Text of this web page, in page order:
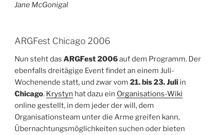
Jane McGonigal
ARGFest Chicago 2006
Nun steht das ARGFest 2006auf dem Programm. Der
ebenfalls dreitägige Event findet an einem Juli-
Wochenende statt, und zwar vom 21. bis 23. Juli in
Chicago. Krystyn hat dazu ein Organisations-Wiki
online gestellt, in dem jeder der will, dem
Organisationsteam unter die Arme greifen kann,
Übernachtungsmöglichkeiten suchen oder bieten